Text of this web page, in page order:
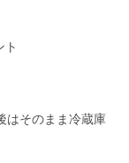
はそのまま冷蔵庫